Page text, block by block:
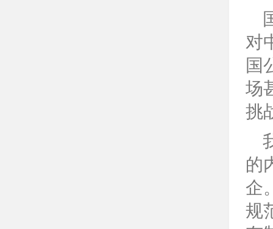
对
国
场
挑
的
企
规